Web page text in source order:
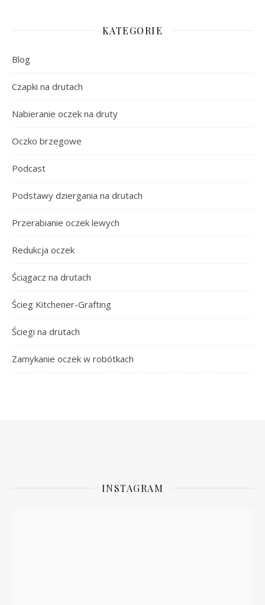
KATEGORIE
Blog
Czapki na drutach
Nabieranie oczek na druty
Oczko brzegowe
Podcast
Podstawy dziergania na drutach
Przerabianie oczek lewych
Redukcja oczek
Ściągacz na drutach
Ścieg Kitchener-Grafting
Ściegi na drutach
Zamykanie oczek w robótkach
INSTAGRAM